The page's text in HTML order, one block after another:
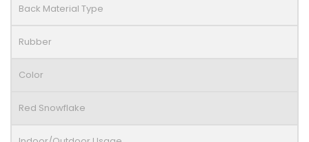
Back Material Type
Rubber
Color
Red Snowflake